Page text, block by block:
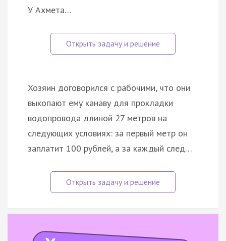
У Ахмета…
Хозяин договорился с рабочими, что они
выкопают ему канаву для прокладки
водопровода длиной 27 метров на
следующих условиях: за первый метр он
заплатит 100 рублей, а за каждый след…